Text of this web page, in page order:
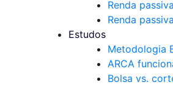
Renda
Renda
Estudos
Metodologia
ARCA
Bolsa vs.